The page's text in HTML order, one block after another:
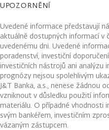
UPOZORNĚNÍ
Uvedené informace představují
aktuálně dostupných informací v
uvedenému dni. Uvedené
poradenství, investiční
investičních nástrojů ani analýzu
prognózy nejsou spolehlivým
J&T Banka, a.s., nenese žádnou
vzniknout v důsledku použití
materiálu. O případné vhodnosti
svým bankéřem, investičním
vázaným zástupcem.